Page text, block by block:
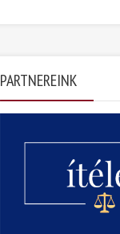
PARTNEREINK